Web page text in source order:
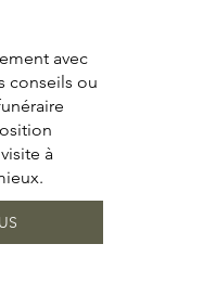
avec
conseils ou
à